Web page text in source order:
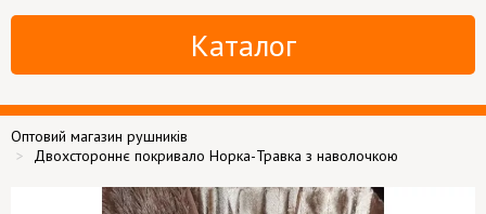
Каталог
Оптовий магазин рушників
Двохстороннє покривало Норка-Травка з наволочкою